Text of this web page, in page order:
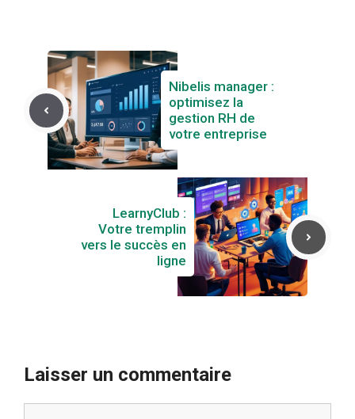
Nibelis manager :
optimisez la
gestion RH de
votre entreprise
LearnyClub :
Votre tremplin
vers le succès en
ligne
Laisser un commentaire